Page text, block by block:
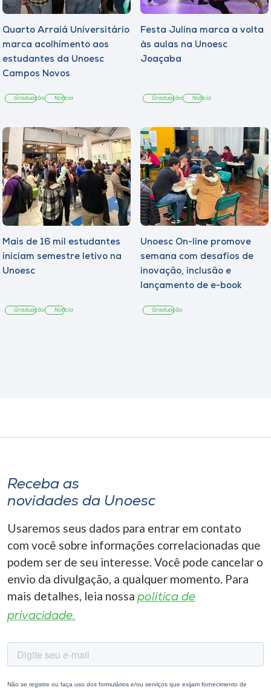
Quarto Arraiá Universitário
marca acolhimento aos
estudantes da Unoesc
Campos Novos
Graduação Notícia
Festa Julina marca a volta
às aulas na Unoesc
Joaçaba
Graduação Notícia
Mais de 16 mil estudantes
iniciam semestre letivo na
Unoesc
Graduação Notícia
Unoesc On-line promove
semana com desafios de
inovação, inclusão e
lançamento de e-book
Graduação
Receba as
novidades da Unoesc
Usaremos seus dados para entrar em contato
com você sobre informações correlacionadas que
podem ser de seu interesse. Você pode cancelar o
envio da divulgação, a qualquer momento. Para
mais detalhes, leia nossa política de
privacidade.